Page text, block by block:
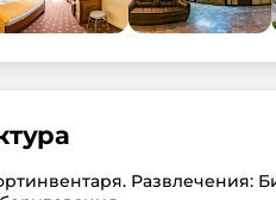
Развлечения: